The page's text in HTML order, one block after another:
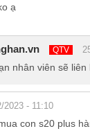
ạ
QTV
nhân viên sẽ
2023 - 11:10
con s20 plus